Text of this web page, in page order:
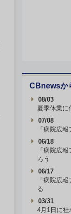
CBnewsか
08/03
夏季休業に
07/08
「病院広
06/18
「病院広
ろう
06/17
「病院広
る
03/31
4月1日に社